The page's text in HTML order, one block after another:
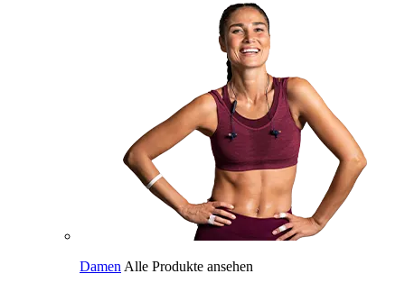
Damen Alle Produkte ansehen